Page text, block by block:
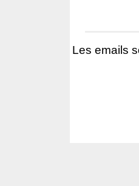
Les emails